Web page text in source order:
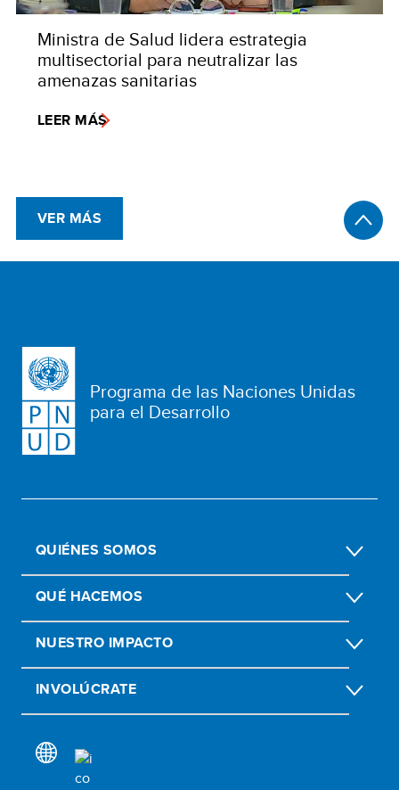
Ministra de Salud lidera estrategia
multisectorial para neutralizar las
amenazas sanitarias
LEER MÁS
VER MÁS
Programa de las Naciones Unidas
para el Desarrollo
QUIÉNES SOMOS
QUÉ HACEMOS
NUESTRO IMPACTO
INVOLÚCRATE